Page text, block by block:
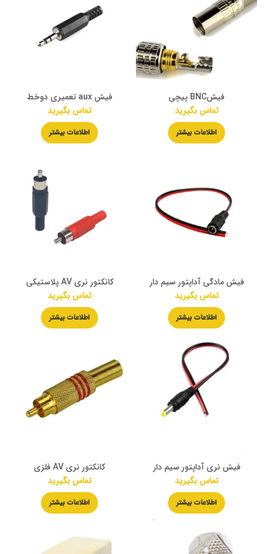
فیشBNC پیچی
تماس بگیرید
اطلاعات بیشتر
فیش aux تعمیری دوخط
تماس بگیرید
اطلاعات بیشتر
فیش مادگی آداپتور سیم دار
تماس بگیرید
اطلاعات بیشتر
کانکتور نری AV پلاستیکی
تماس بگیرید
اطلاعات بیشتر
فیش نری آداپتور سیم دار
تماس بگیرید
اطلاعات بیشتر
کانکتور نری AV فلزی
تماس بگیرید
اطلاعات بیشتر